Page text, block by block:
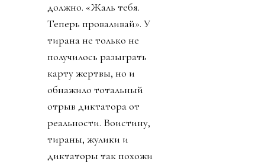
должно. «Жаль тебя.
Теперь проваливай». У
тирана не только не
получилось разыграть
карту жертвы, но и
обнажило тотальный
отрыв диктатора от
реальности. Воистину,
тираны, жулики и
диктаторы так похожи